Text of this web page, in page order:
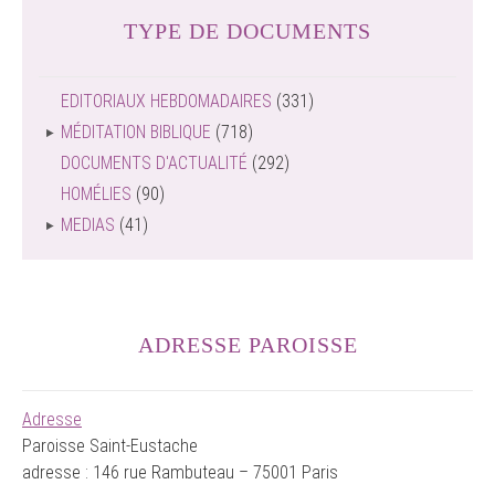
TYPE DE DOCUMENTS
EDITORIAUX HEBDOMADAIRES (331)
MÉDITATION BIBLIQUE (718)
DOCUMENTS D'ACTUALITÉ (292)
HOMÉLIES (90)
MEDIAS (41)
ADRESSE PAROISSE
Adresse
Paroisse Saint-Eustache
adresse : 146 rue Rambuteau – 75001 Paris